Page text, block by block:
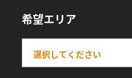
希望エリア